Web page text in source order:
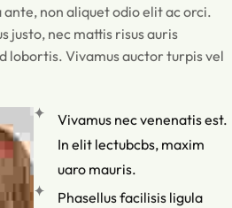
non aliquet odio elit ac orci.
justo, nec mattis risus auris
lobortis. Vivamus auctor turpis vel
Vivamus nec venenatis est.
In elit lectubcbs, maxim
uaro mauris.
Phasellus facilisis ligula